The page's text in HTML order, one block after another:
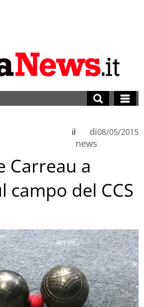
di
news
il 08/05/2015
Carreau a
campo del CCS